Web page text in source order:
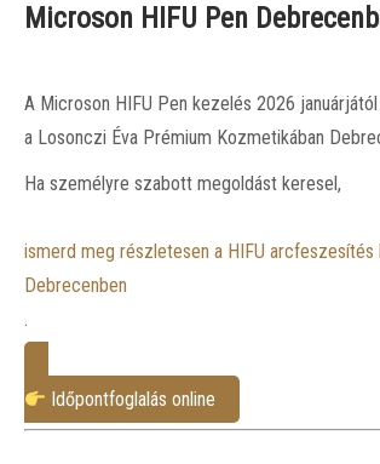
Microson HIFU Pen
A Microson HIFU Pen kezelés 2026 januárjától
a Losonczi Éva Prémium Kozmetikában
Ha személyre szabott megoldást keresel,
ismerd meg részletesen a HIFU
Debrecenben
.
Időpontfoglalás online